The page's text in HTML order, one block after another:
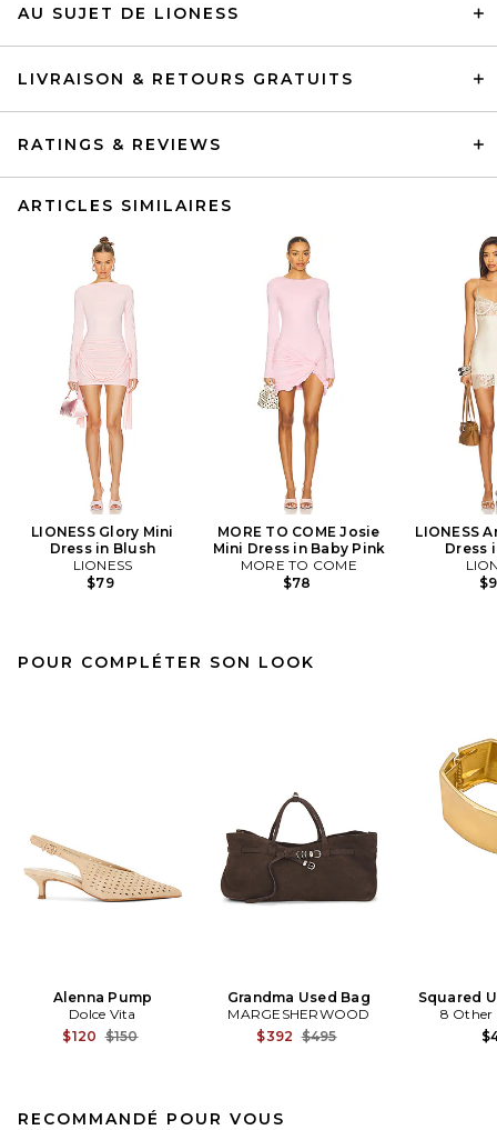
AU SUJET DE LIONESS
LIVRAISON & RETOURS GRATUITS
RATINGS & REVIEWS
ARTICLES SIMILAIRES
LIONESS Glory Mini
Dress in Blush
LIONESS
$79
MORE TO COME Josie
Mini Dress in Baby Pink
MORE TO COME
$78
LIONESS
Dress
POUR COMPLÉTER SON LOOK
Alenna Pump
Dolce Vita
$120 Previous price:
$150
Grandma Used Bag
MARGESHERWOOD
$392 Previous price:
$495
Squared
8 Other
RECOMMANDÉ POUR VOUS